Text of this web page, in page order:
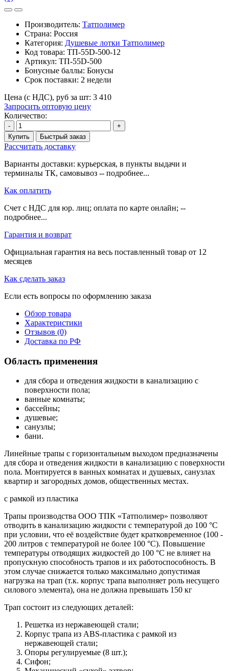
Производитель: Татполимер
Страна: Россия
Категория: Душевые лотки Татполимер
Код товара: ТП-55D-500-12
Артикул: ТП-55D-500
Бонусные баллы: Бонусы
Срок поставки: 2 недели
Цена (с НДС), руб за шт: 3 410
Запросить оптовую цену
Количество:
-
+
Купить
Быстрый заказ
Рассчитать доставку
Варианты доставки: курьерская, в пункты выдачи и
терминалы ТК, самовывоз -- подробнее...
Как оплатить
Счет с НДС для юр. лиц; оплата по карте онлайн; --
подробнее...
Гарантия и возврат
Официальная гарантия на весь поставленный товар от 12
месяцев
Как сделать заказ
Если есть вопросы по оформлению заказа
Обзор товара
Характеристики
Отзывов (0)
Доставка по РФ
Область применения
для сбора и отведения жидкости в канализацию с
поверхности пола;
ванные комнаты;
бассейны;
душевые;
санузлы;
бани.
Линейные трапы с горизонтальным выходом предназначены
для сбора и отведения жидкости в канализацию с поверхности
пола. Монтируется в ванных комнатах и душевых, санузлах
квартир и загородных домов, общественных местах.
с рамкой из пластика
Трапы производства ООО ТПК «Татполимер» позволяют
отводить в канализацию жидкости с температурой до 100 °С
при условии, что её воздействие будет кратковременное (100 -
200 литров с температурой не более 100 °С). Повышение
температуры отводящих жидкостей до 100 °С не влияет на
пропускную способность трапов и их работоспособность. В
этом случае снижается только максимально допустимая
нагрузка на трап (т.к. корпус трапа выполняет роль несущего
силового элемента), она не должна превышать 150 кг
Трап состоит из следующих деталей:
Решетка из нержавеющей стали;
Корпус трапа из ABS-пластика с рамкой из
нержавеющей стали;
Опоры регулируемые (8 шт.);
Сифон;